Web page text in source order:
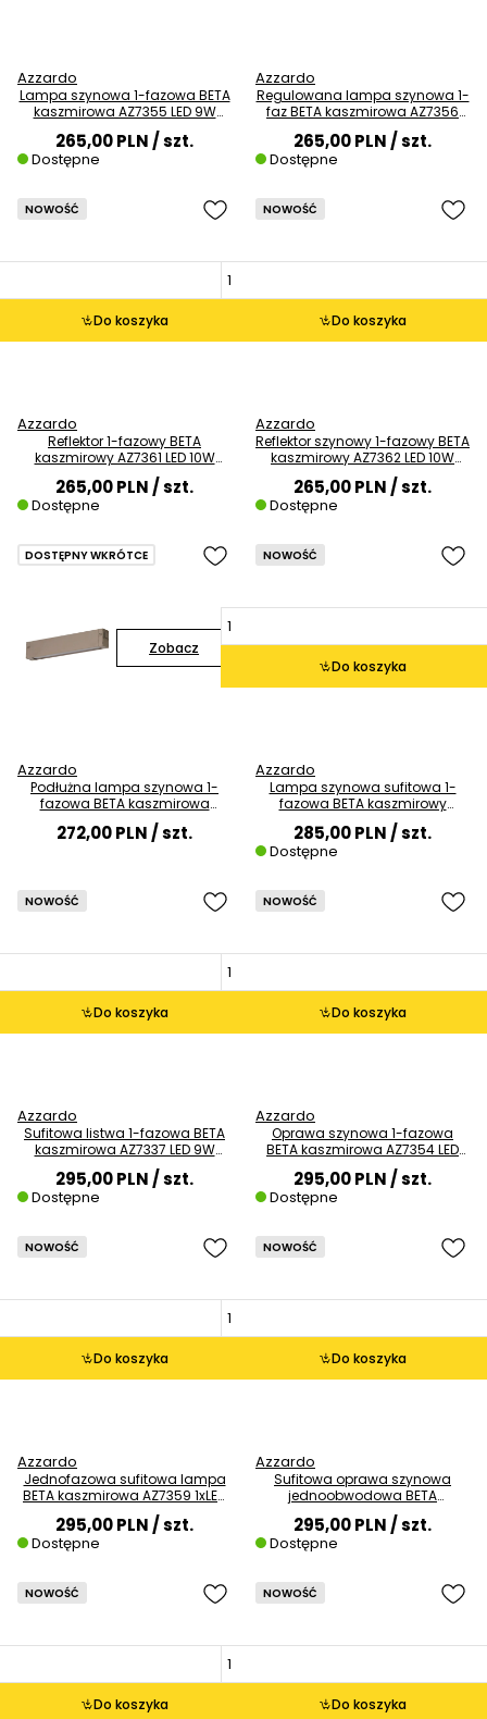
Azzardo
Lampa szynowa 1-fazowa BETA
kaszmirowa AZ7355 LED 9W
3000K belka
265,00 PLN/ szt.
Dostępne
Azzardo
Regulowana lampa szynowa 1-
faz BETA kaszmirowa AZ7356
LED 9W 4000K belka
265,00 PLN/ szt.
Dostępne
Do koszyka
NOWOŚĆ
Azzardo
Reflektor 1-fazowy BETA
kaszmirowy AZ7361 LED 10W
3000K tuba
265,00 PLN/ szt.
Dostępne
Do koszyka
NOWOŚĆ
Azzardo
Reflektor szynowy 1-fazowy BETA
kaszmirowy AZ7362 LED 10W
4000K tuba
265,00 PLN/ szt.
Dostępne
Zobacz
DOSTĘPNY WKRÓTCE
Azzardo
Podłużna lampa szynowa 1-
fazowa BETA kaszmirowa
AZ7340 LED 9W CCT
272,00 PLN/ szt.
Do koszyka
NOWOŚĆ
Azzardo
Lampa szynowa sufitowa 1-
fazowa BETA kaszmirowy
AZ7360 LED 10W 3000K tuba
285,00 PLN/ szt.
Dostępne
Do koszyka
NOWOŚĆ
Azzardo
Sufitowa listwa 1-fazowa BETA
kaszmirowa AZ7337 LED 9W
3000-6000K listwa
295,00 PLN/ szt.
Dostępne
Do koszyka
NOWOŚĆ
Azzardo
Oprawa szynowa 1-fazowa
BETA kaszmirowa AZ7354 LED
27W 3000K belka
295,00 PLN/ szt.
Dostępne
Do koszyka
NOWOŚĆ
Azzardo
Jednofazowa sufitowa lampa
BETA kaszmirowa AZ7359 1xLED
10W 4000K regulowana
295,00 PLN/ szt.
Dostępne
Do koszyka
NOWOŚĆ
Azzardo
Sufitowa oprawa szynowa
jednoobwodowa BETA
kaszmirowa AZ7375 1xLED 27W
4000K
295,00 PLN/ szt.
Dostępne
Do koszyka
NOWOŚĆ
Do koszyka
NOWOŚĆ